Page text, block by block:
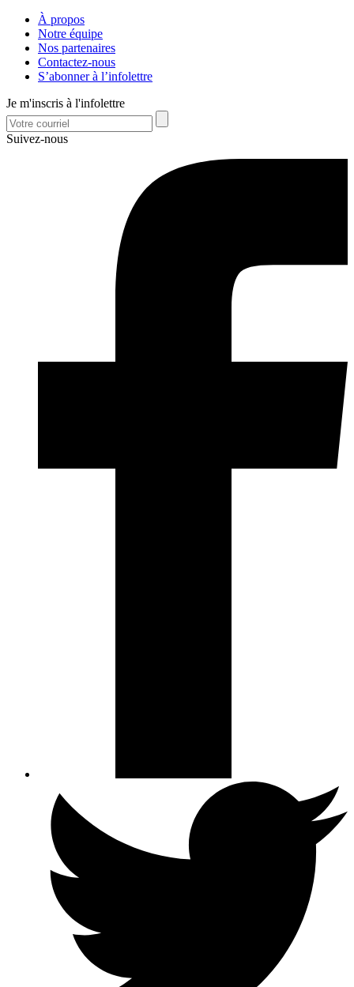
À propos
Notre équipe
Nos partenaires
Contactez-nous
S’abonner à l’infolettre
Je m'inscris à l'infolettre
Suivez-nous